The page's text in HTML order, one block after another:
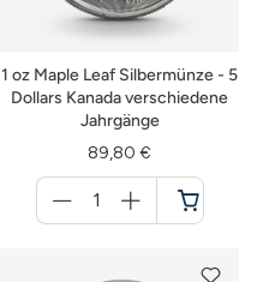
1 oz Maple Leaf Silbermünze - 5
Dollars Kanada verschiedene
Jahrgänge
89,80 €
für
Warenkorb